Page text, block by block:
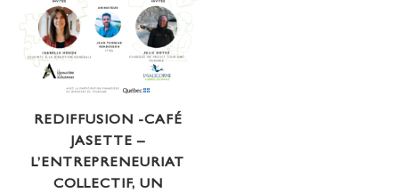
REDIFFUSION -CAFÉ
JASETTE –
L’ENTREPRENEURIAT
COLLECTIF, UN